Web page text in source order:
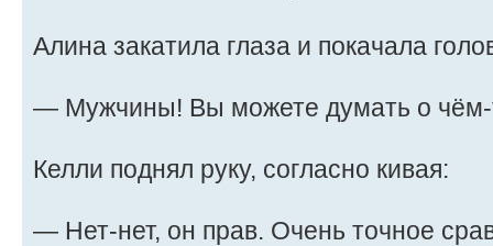
Алина закатила глаза и покачала
— Мужчины! Вы можете думать о
Келли поднял руку, согласно кивая:
— Нет-нет, он прав. Очень точное